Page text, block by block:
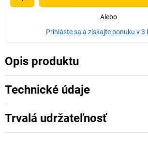
Alebo
Prihláste sa a získajte ponuku v 3
Opis produktu
Technické údaje
Trvalá udržateľnosť